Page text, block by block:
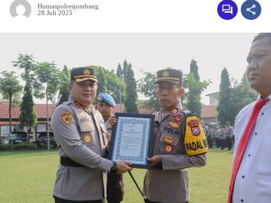
Humaspolresjombang
28 Juli 2025